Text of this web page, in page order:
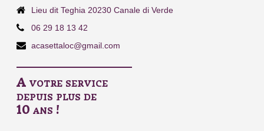
Lieu dit Teghia 20230 Canale di Verde
06 29 18 13 42
acasettaloc@gmail.com
A votre service
depuis plus de
10 ans !